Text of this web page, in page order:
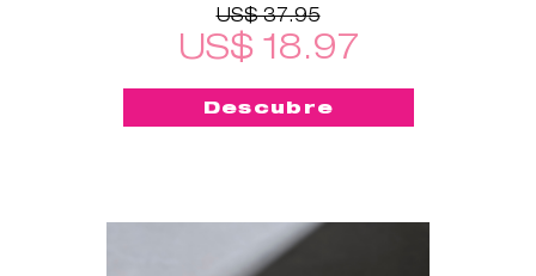
US$ 37.95
US$ 18.97
Descubre